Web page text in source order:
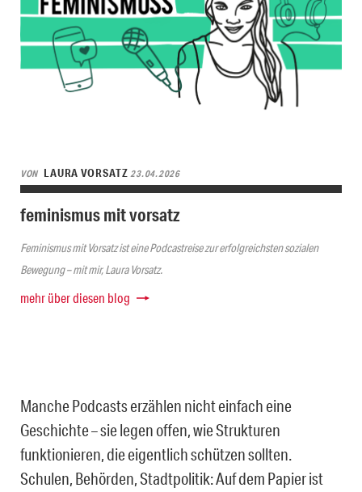
VON LAURA VORSATZ 23.04.2026
feminismus mit vorsatz
Feminismus mit Vorsatz ist eine Podcastreise zur erfolgreichsten sozialen
Bewegung – mit mir, Laura Vorsatz.
mehr über diesen blog
Manche Podcasts erzählen nicht einfach eine
Geschichte – sie legen offen, wie Strukturen
funktionieren, die eigentlich schützen sollten.
Schulen, Behörden, Stadtpolitik: Auf dem Papier ist